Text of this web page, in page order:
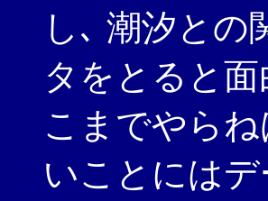
し､ 潮汐との
タをとると
こまでやら
いことには